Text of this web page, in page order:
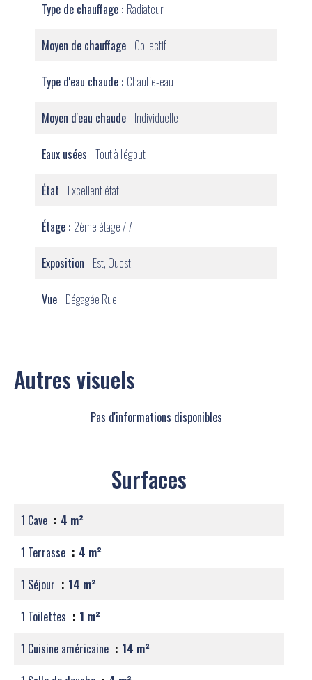
Type de chauffage Radiateur
Moyen de chauffage Collectif
Type d'eau chaude Chauffe-eau
Moyen d'eau chaude Individuelle
Eaux usées Tout à l'égout
État Excellent état
Étage 2ème étage / 7
Exposition Est, Ouest
Vue Dégagée Rue
Autres visuels
Pas d'informations disponibles
Surfaces
1 Cave
4 m²
1 Terrasse
4 m²
1 Séjour
14 m²
1 Toilettes
1 m²
1 Cuisine américaine
14 m²